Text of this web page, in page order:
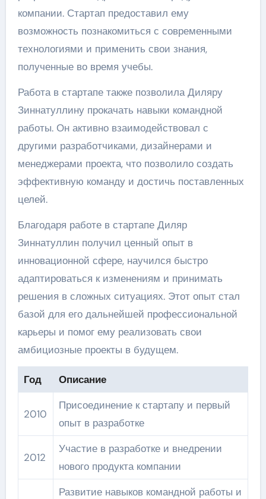
компании. Стартап предоставил ему
возможность познакомиться с современными
технологиями и применить свои знания,
полученные во время учебы.
Работа в стартапе также позволила Диляру
Зиннатуллину прокачать навыки командной
работы. Он активно взаимодействовал с
другими разработчиками, дизайнерами и
менеджерами проекта, что позволило создать
эффективную команду и достичь поставленных
целей.
Благодаря работе в стартапе Диляр
Зиннатуллин получил ценный опыт в
инновационной сфере, научился быстро
адаптироваться к изменениям и принимать
решения в сложных ситуациях. Этот опыт стал
базой для его дальнейшей профессиональной
карьеры и помог ему реализовать свои
амбициозные проекты в будущем.
Год Описание
2010
Присоединение к стартапу и первый
опыт в разработке
2012
Участие в разработке и внедрении
нового продукта компании
Развитие навыков командной работы и